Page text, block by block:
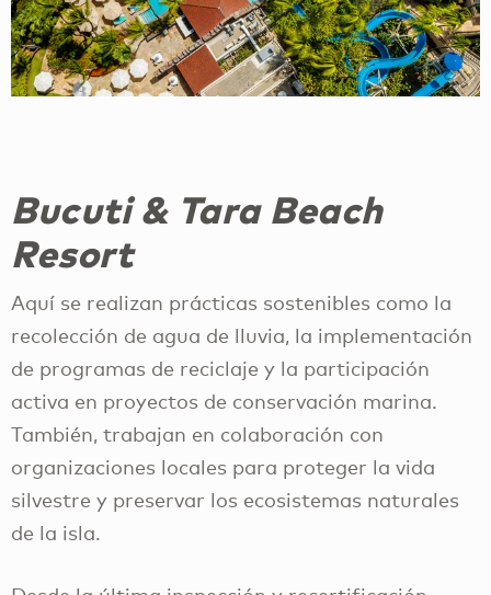
Bucuti & Tara Beach
Resort
Aquí se realizan prácticas sostenibles como la
recolección de agua de lluvia, la implementación
de programas de reciclaje y la participación
activa en proyectos de conservación marina.
También, trabajan en colaboración con
organizaciones locales para proteger la vida
silvestre y preservar los ecosistemas naturales
de la isla.